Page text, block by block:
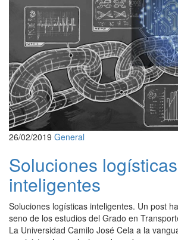
26/02/2019 General
Soluciones logísticas
inteligentes
Soluciones logísticas inteligentes. Un post
seno de los estudios del Grado en
La Universidad Camilo José Cela a la